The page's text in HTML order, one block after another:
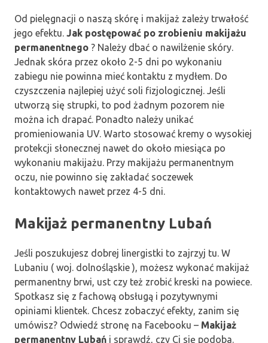
Od pielęgnacji o naszą skórę i makijaż zależy trwałość
jego efektu. Jak postępować po zrobieniu makijażu
permanentnego ? Należy dbać o nawilżenie skóry.
Jednak skóra przez około 2-5 dni po wykonaniu
zabiegu nie powinna mieć kontaktu z mydłem. Do
czyszczenia najlepiej użyć soli fizjologicznej. Jeśli
utworzą się strupki, to pod żadnym pozorem nie
można ich drapać. Ponadto należy unikać
promieniowania UV. Warto stosować kremy o wysokiej
protekcji słonecznej nawet do około miesiąca po
wykonaniu makijażu. Przy makijażu permanentnym
oczu, nie powinno się zakładać soczewek
kontaktowych nawet przez 4-5 dni.
Makijaż permanentny Lubań
Jeśli poszukujesz dobrej linergistki to zajrzyj tu. W
Lubaniu ( woj. dolnośląskie ), możesz wykonać makijaż
permanentny brwi, ust czy też zrobić kreski na powiece.
Spotkasz się z fachową obsługą i pozytywnymi
opiniami klientek. Chcesz zobaczyć efekty, zanim się
umówisz? Odwiedź stronę na Facebooku – Makijaż
permanentny Lubań i sprawdź, czy Ci się podoba.